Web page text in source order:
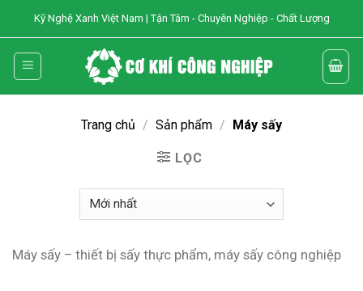
content
Kỹ Nghệ Xanh Việt Nam | Tận Tâm - Chuyên Nghiệp - Chất Lượng
Trang chủ / Sản phẩm / Máy sấy
LỌC
Máy sấy – thiết bị sấy thực phẩm, máy sấy công nghiệp